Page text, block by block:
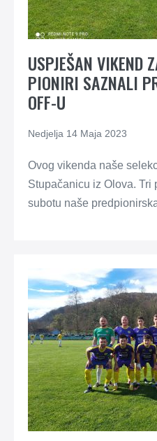
USPJEŠAN VIKEND
PIONIRI SAZNALI
OFF-U
Nedjelja 14 Maja 2023
Ovog vikenda naše
Stupačanicu iz Olova. Tri
subotu naše